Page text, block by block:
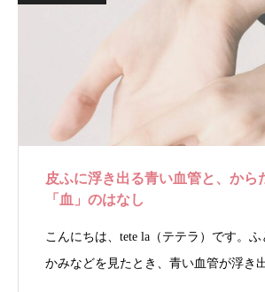
皮ふに浮き出る青い血管と、から
「血」のはなし
こんにちは、tete la（テテラ）です。
かみなどを見たとき、青い血管が浮き